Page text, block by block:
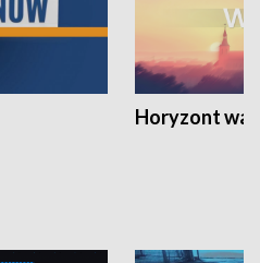
Horyzont